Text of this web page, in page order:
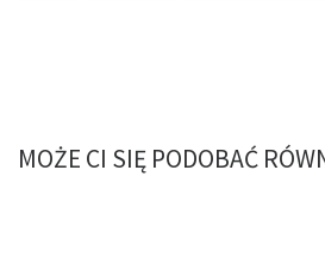
MOŻE CI SIĘ PODOBAĆ